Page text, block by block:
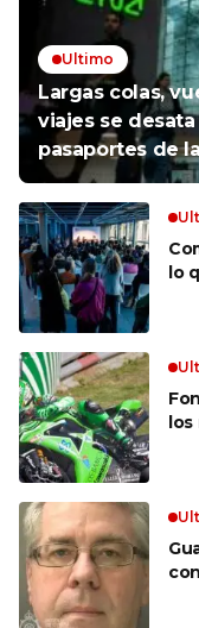
Ultimo
Largas colas,
viajes se
pasaportes de
lo
los